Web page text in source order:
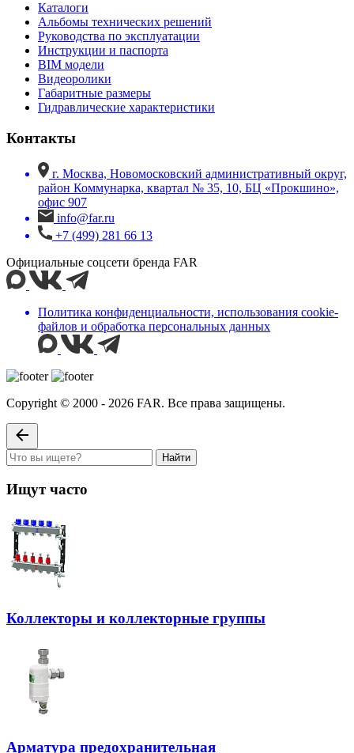
Каталоги
Альбомы технических решений
Руководства по эксплуатации
Инструкции и паспорта
BIM модели
Видеоролики
Габаритные размеры
Гидравлические характеристики
Контакты
г. Москва, Новомосковский административный округ,
район Коммунарка, квартал № 35, 10, БЦ «Прокшино»,
офис 907
info@far.ru
+7 (499) 281 66 13
Официальные соцсети бренда FAR
Политика конфиденциальности, использования сookie-
файлов и обработка персональных данных
Copyright © 2000 - 2026 FAR. Все права защищены.
Найти
Ищут часто
Коллекторы и коллекторные группы
Арматура предохранительная